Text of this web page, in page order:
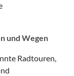
und Wegen
Radtouren,